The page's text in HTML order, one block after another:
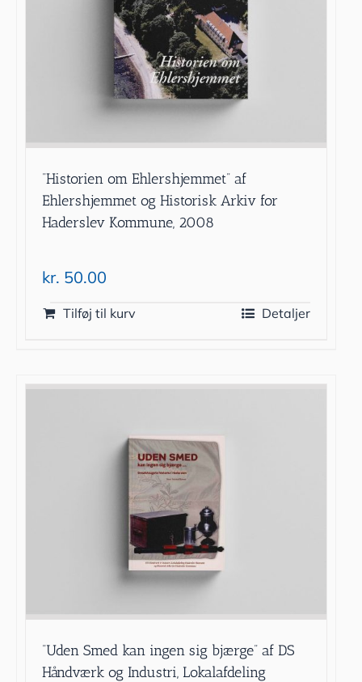
”Historien om Ehlershjemmet” af
Ehlershjemmet og Historisk Arkiv for
Haderslev Kommune, 2008
kr. 50.00
Tilføj til kurv Detaljer
”Uden Smed kan ingen sig bjærge” af DS
Håndværk og Industri, Lokalafdeling